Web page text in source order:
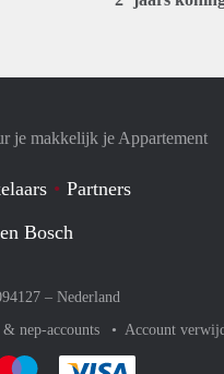
je makkelijk je Appartement
Partners
Bosch
– Nederland
& nep-accounts Account